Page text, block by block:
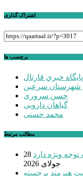
اشتراک گذاری
برچسب ها
پايگاه خبري قارتال
شهرستان سرعین
حسن سروری
گیاهان دارویی
محمد حسنی
مطالب مرتبط
ویژه دارد 28
جولای 2026
هنرمند برجسته